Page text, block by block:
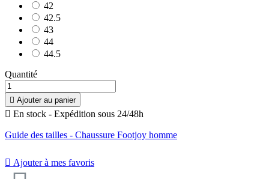
42
42.5
43
44
44.5
Quantité
 Ajouter au panier
 En stock - Expédition sous 24/48h
Guide des tailles - Chaussure Footjoy homme
 Ajouter à mes favoris